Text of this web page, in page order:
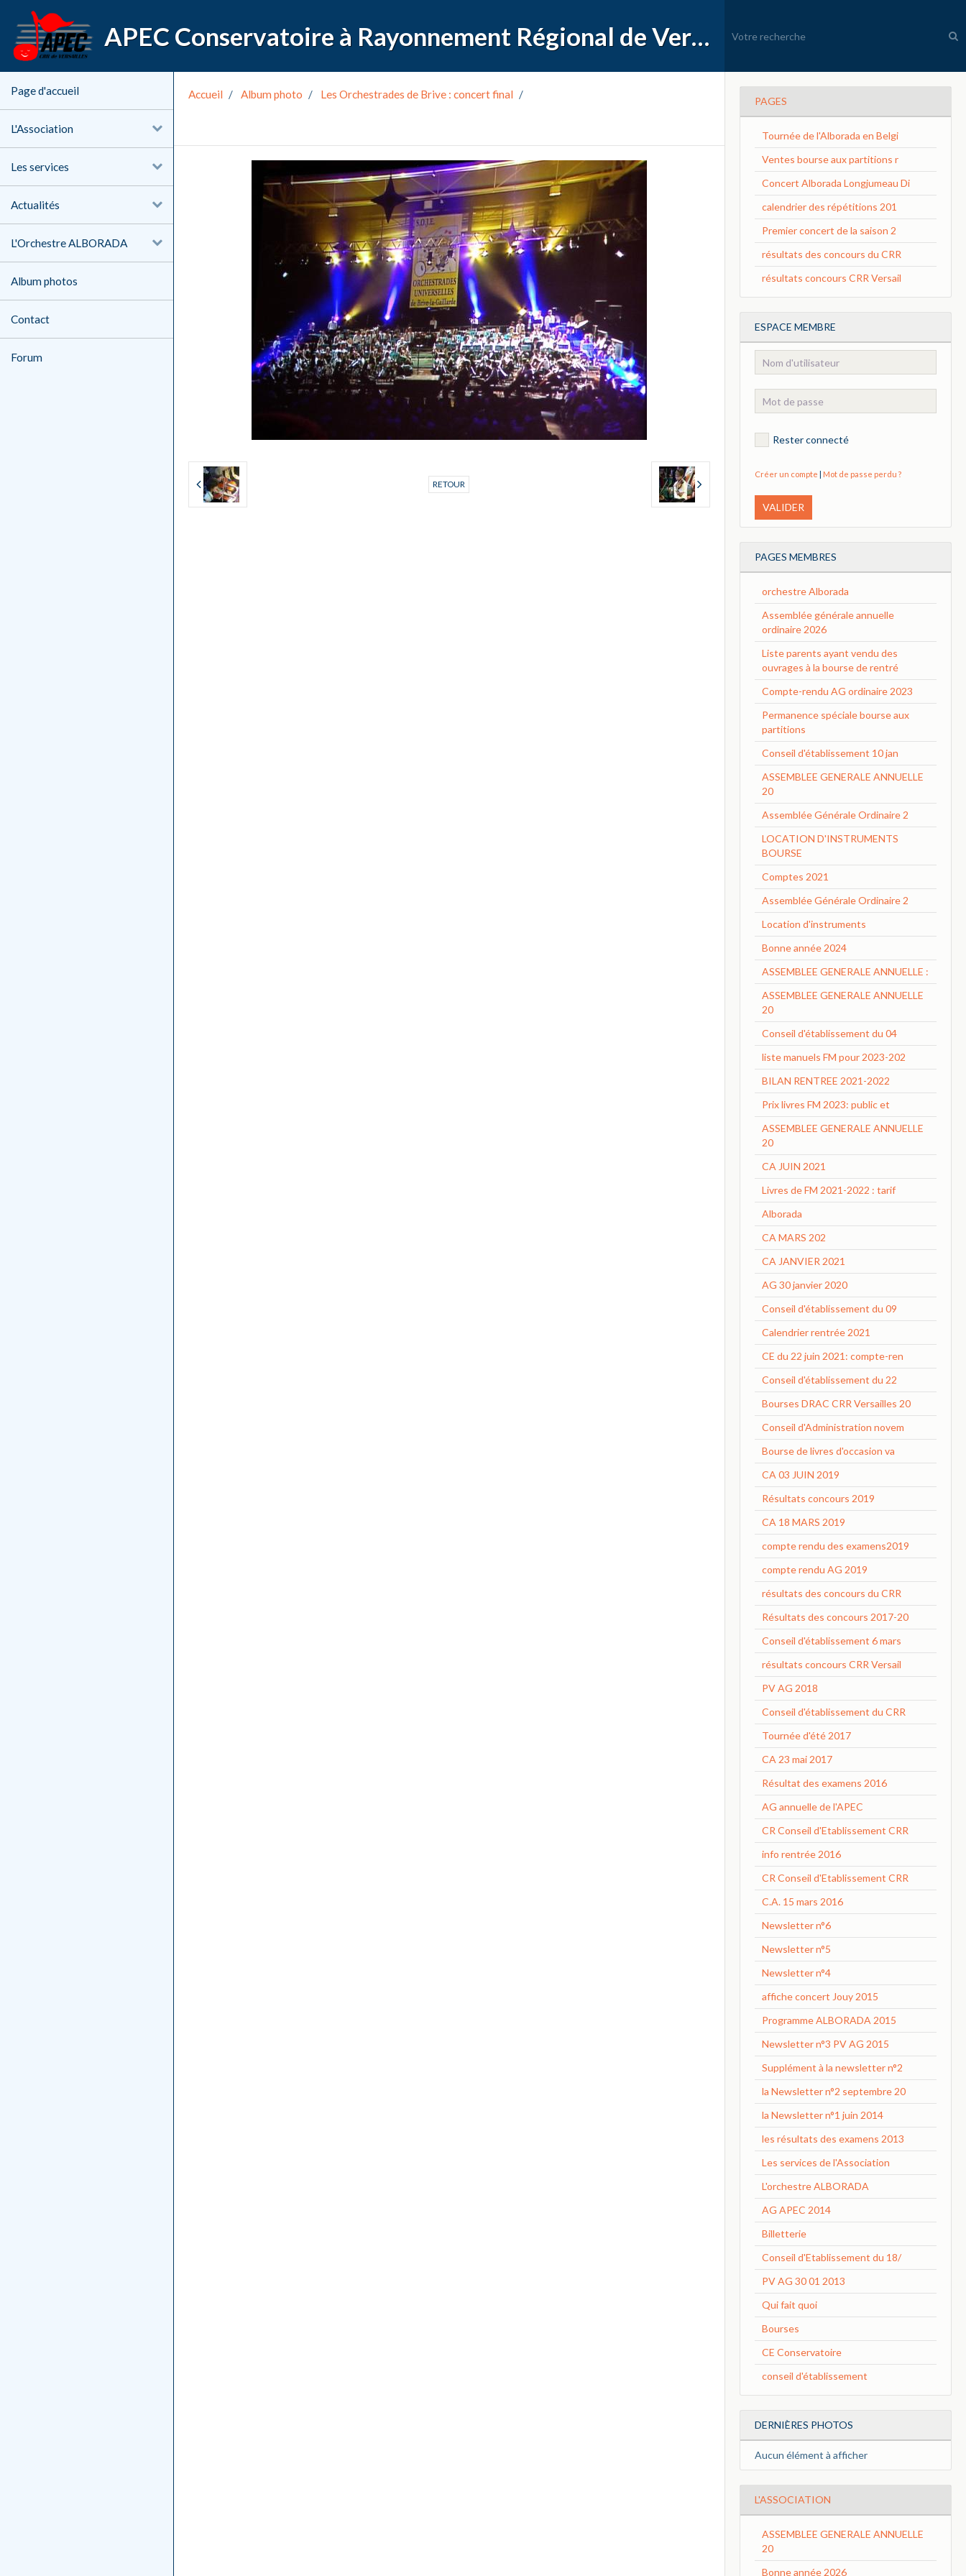
APEC Conservatoire à Rayonnement Régional de Versailles Grand Parc
Page d'accueil
L'Association
Les services
Actualités
L'Orchestre ALBORADA
Album photos
Contact
Forum
Accueil Album photo Les Orchestrades de Brive : concert final
RETOUR
PAGES
Tournée de l'Alborada en Belgi
Ventes bourse aux partitions r
Concert Alborada Longjumeau Di
calendrier des répétitions 201
Premier concert de la saison 2
résultats des concours du CRR
résultats concours CRR Versail
ESPACE MEMBRE
Rester connecté
Créer un compte | Mot de passe perdu ?
VALIDER
PAGES MEMBRES
orchestre Alborada
Assemblée générale annuelle
ordinaire 2026
Liste parents ayant vendu des
ouvrages à la bourse de rentré
Compte-rendu AG ordinaire 2023
Permanence spéciale bourse aux
partitions
Conseil d'établissement 10 jan
ASSEMBLEE GENERALE ANNUELLE
20
Assemblée Générale Ordinaire 2
LOCATION D'INSTRUMENTS
BOURSE
Comptes 2021
Assemblée Générale Ordinaire 2
Location d'instruments
Bonne année 2024
ASSEMBLEE GENERALE ANNUELLE :
ASSEMBLEE GENERALE ANNUELLE
20
Conseil d'établissement du 04
liste manuels FM pour 2023-202
BILAN RENTREE 2021-2022
Prix livres FM 2023: public et
ASSEMBLEE GENERALE ANNUELLE
20
CA JUIN 2021
Livres de FM 2021-2022 : tarif
Alborada
CA MARS 202
CA JANVIER 2021
AG 30 janvier 2020
Conseil d'établissement du 09
Calendrier rentrée 2021
CE du 22 juin 2021: compte-ren
Conseil d'établissement du 22
Bourses DRAC CRR Versailles 20
Conseil d'Administration novem
Bourse de livres d'occasion va
CA 03 JUIN 2019
Résultats concours 2019
CA 18 MARS 2019
compte rendu des examens2019
compte rendu AG 2019
résultats des concours du CRR
Résultats des concours 2017-20
Conseil d'établissement 6 mars
résultats concours CRR Versail
PV AG 2018
Conseil d'établissement du CRR
Tournée d'été 2017
CA 23 mai 2017
Résultat des examens 2016
AG annuelle de l'APEC
CR Conseil d'Etablissement CRR
info rentrée 2016
CR Conseil d'Etablissement CRR
C.A. 15 mars 2016
Newsletter n°6
Newsletter n°5
Newsletter n°4
affiche concert Jouy 2015
Programme ALBORADA 2015
Newsletter n°3 PV AG 2015
Supplément à la newsletter n°2
la Newsletter n°2 septembre 20
la Newsletter n°1 juin 2014
les résultats des examens 2013
Les services de l'Association
L'orchestre ALBORADA
AG APEC 2014
Billetterie
Conseil d'Etablissement du 18/
PV AG 30 01 2013
Qui fait quoi
Bourses
CE Conservatoire
conseil d'établissement
DERNIÈRES PHOTOS
Aucun élément à afficher
L'ASSOCIATION
ASSEMBLEE GENERALE ANNUELLE
20
Bonne année 2026